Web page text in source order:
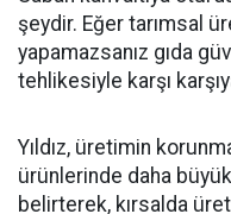
şeydir. Eğer tarımsal
yapamazsanız gıda
tehlikesiyle karşı
Yıldız, üretimin
ürünlerinde daha
belirterek, kırsalda